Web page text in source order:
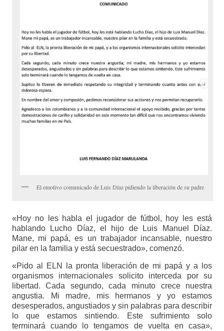
El emotivo comunicado de Luis Díaz pidiendo la liberación de su padre
«Hoy no les habla el jugador de fútbol, hoy les está
hablando Lucho Díaz, el hijo de Luis Manuel Díaz.
Mane, mi papá, es un trabajador incansable, nuestro
pilar en la familia y está secuestrado», comenzó.
«Pido al ELN la pronta liberación de mi papá y a los
organismos internacionales solicito interceda por su
libertad. Cada segundo, cada minuto crece nuestra
angustia. Mi madre, mis hermanos y yo estamos
desesperados, angustiados y sin palabras para describir
lo que estamos sintiendo. Este sufrimiento solo
terminará cuando lo tengamos de vuelta en casa»,